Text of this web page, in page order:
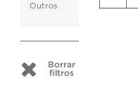
Outros
Borrar
filtros